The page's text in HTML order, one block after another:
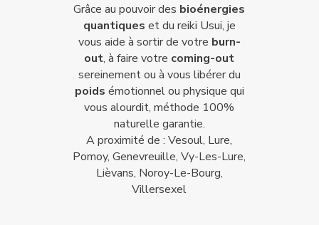
Grâce au pouvoir des bioénergies
quantiques et du reiki Usui, je
vous aide à sortir de votre burn-
out, à faire votre coming-out
sereinement ou à vous libérer du
poids émotionnel ou physique qui
vous alourdit, méthode 100%
naturelle garantie.
A proximité de : Vesoul, Lure,
Pomoy, Genevreuille, Vy-Les-Lure,
Lièvans, Noroy-Le-Bourg,
Villersexel